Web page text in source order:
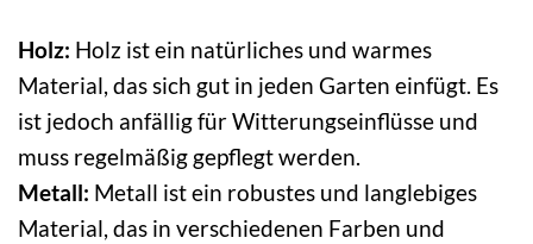
Holz: Holz ist ein natürliches und warmes
Material, das sich gut in jeden Garten einfügt. Es
ist jedoch anfällig für Witterungseinflüsse und
muss regelmäßig gepflegt werden.
Metall: Metall ist ein robustes und langlebiges
Material, das in verschiedenen Farben und